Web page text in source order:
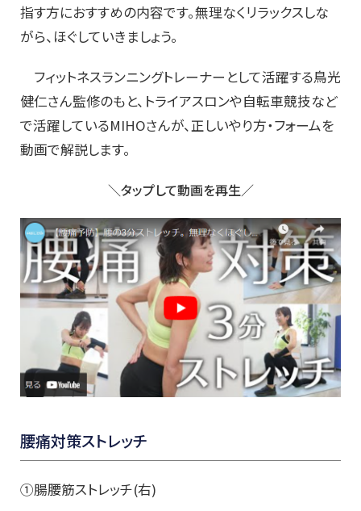
指す方におすすめの内容です。無理なくリラックスしな
がら、ほぐしていきましょう。
フィットネスランニングトレーナーとして活躍する鳥光
健仁さん監修のもと、トライアスロンや自転車競技など
で活躍しているMIHOさんが、正しいやり方・フォームを
動画で解説します。
＼タップして動画を再生／
腰痛対策ストレッチ
①腸腰筋ストレッチ(右)